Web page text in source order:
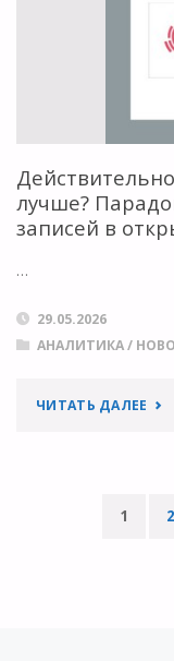
лучше?
записей в
…
29.05.2026
АНАЛИТИКА/
ЧИТАТЬ ДАЛЕЕ
1 2